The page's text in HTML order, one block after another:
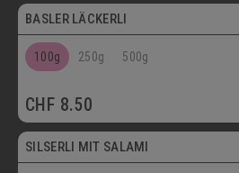
KUCHEN/TORTEN/CAKES/WÄHEN
SCHOKOLADENSPEZIALITÄTEN
MAIKÄFER
SALZIGE KÖSTLICHKEITEN
BASLER LÄCKERLI
100g 250g 500g
CHF 8.50
SILSERLI MIT SALAMI